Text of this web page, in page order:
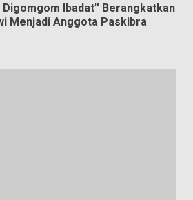
Digomgom Ibadat” Berangkatkan
Menjadi Anggota Paskibra